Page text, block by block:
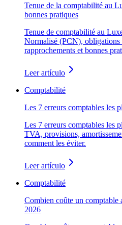
Tenue de la comptabilité au
bonnes pratiques
Tenue de comptabilité au
Normalisé (PCN), obligations
rapprochements et bonnes
Leer artículo
Comptabilité
Les 7 erreurs comptables les
Les 7 erreurs comptables les
TVA, provisions,
comment les éviter.
Leer artículo
Comptabilité
Combien coûte un
2026